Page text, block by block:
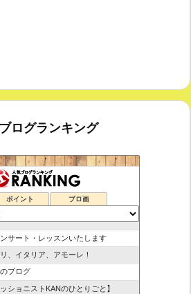
ログランキング
ポイント ブロ画
・忘れられない作品
へ来たもんだ
サート・レッスンいたします
、イタリア、アモーレ！
ブログ
ッショニストKANのひとりごと】